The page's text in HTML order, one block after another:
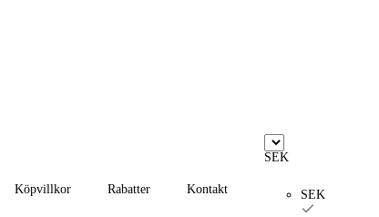
Köpvillkor Rabatter Kontakt
SEK
SEK